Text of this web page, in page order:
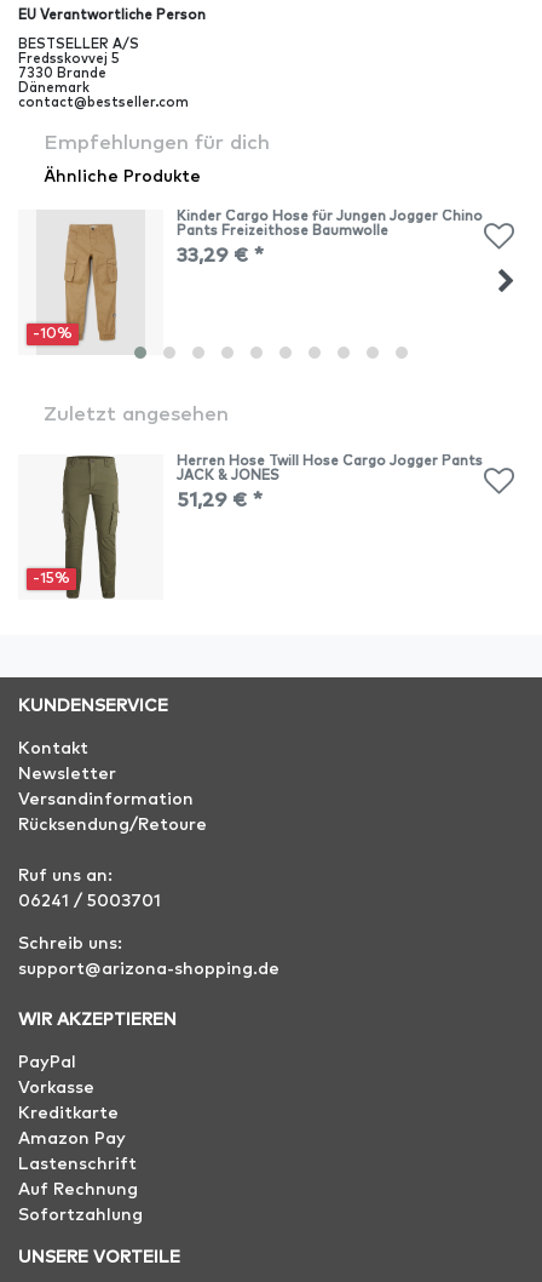
EU Verantwortliche Person
BESTSELLER A/S
Fredsskovvej 5
7330 Brande
Dänemark
contact@bestseller.com
Empfehlungen für dich
Ähnliche Produkte
-10%
Kinder Cargo Hose für Jungen Jogger Chino
Pants Freizeithose Baumwolle
33,29 € *
Zuletzt angesehen
-15%
Herren Hose Twill Hose Cargo Jogger Pants
JACK & JONES
51,29 € *
KUNDENSERVICE
Kontakt
Newsletter
Versandinformation
Rücksendung/Retoure
Ruf uns an:
06241 / 5003701
Schreib uns:
support@arizona-shopping.de
WIR AKZEPTIEREN
PayPal
Vorkasse
Kreditkarte
Amazon Pay
Lastenschrift
Auf Rechnung
Sofortzahlung
UNSERE VORTEILE